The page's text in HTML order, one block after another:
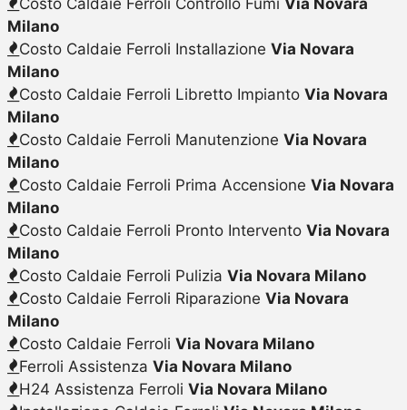
Milano
Costo Caldaie Ferroli Installazione Via Novara
Milano
Costo Caldaie Ferroli Libretto Impianto Via Novara
Milano
Costo Caldaie Ferroli Manutenzione Via Novara
Milano
Costo Caldaie Ferroli Prima Accensione Via Novara
Milano
Costo Caldaie Ferroli Pronto Intervento Via Novara
Milano
Costo Caldaie Ferroli Pulizia Via Novara Milano
Costo Caldaie Ferroli Riparazione Via Novara
Milano
Costo Caldaie Ferroli Via Novara Milano
Ferroli Assistenza Via Novara Milano
H24 Assistenza Ferroli Via Novara Milano